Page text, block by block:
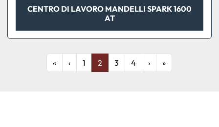
CENTRO DI LAVORO MANDELLI SPARK 1600
AT
« ‹ 1 2 3 4 › »